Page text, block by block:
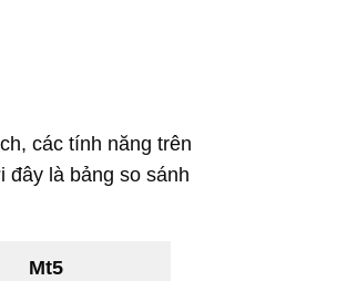
các tính năng trên
đây là bảng so sánh
Mt5